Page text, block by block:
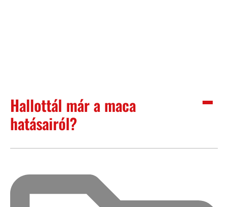
Hallottál már a maca
hatásairól?